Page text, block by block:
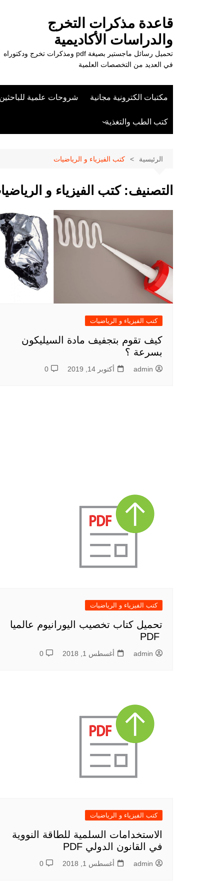
قاعدة مذكرات التخرج
والدراسات الأكاديمية
تحميل رسائل ماجستير بصيغة pdf ومذكرات تخرج ودكتوراه
في العديد من التخصصات العلمية
مكتبات الكترونية مجانية شروحات علمية للباحثين
كتب الطب والتغذية
الرئيسية كتب الفيزياء و الرياضيات
التصنيف:كتب الفيزياء و
كتب الفيزياء و الرياضيات
كيف تقوم بتجفيف مادة السيليكون
بسرعة ؟
admin أكتوبر 14, 2019 0
كتب الفيزياء و الرياضيات
تحميل كتاب تخصيب اليورانيوم عالميا
admin أغسطس 1, 2018 0
كتب الفيزياء و الرياضيات
الاستخدامات السلمية للطاقة النووية
في القانون الدولي PDF
admin أغسطس 1, 2018 0